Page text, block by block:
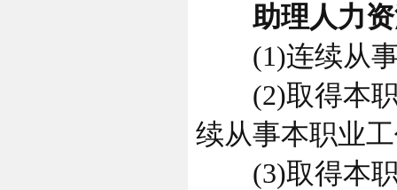
助理人力资
(1)连续从事
(2)取得本职
续从事本职业
(3)取得本职